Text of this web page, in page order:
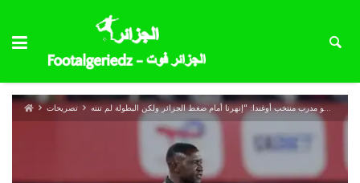
تصريحات